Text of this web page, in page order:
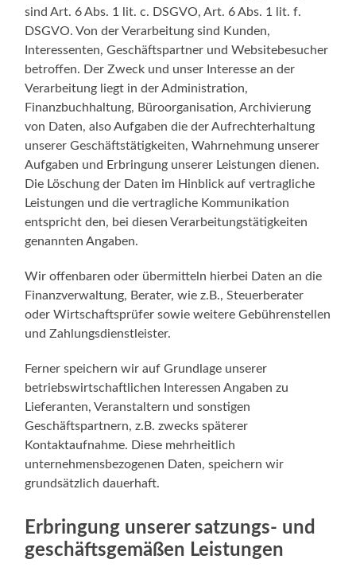
sind Art. 6 Abs. 1 lit. c. DSGVO, Art. 6 Abs. 1 lit. f.
DSGVO. Von der Verarbeitung sind Kunden,
Interessenten, Geschäftspartner und Websitebesucher
betroffen. Der Zweck und unser Interesse an der
Verarbeitung liegt in der Administration,
Finanzbuchhaltung, Büroorganisation, Archivierung
von Daten, also Aufgaben die der Aufrechterhaltung
unserer Geschäftstätigkeiten, Wahrnehmung unserer
Aufgaben und Erbringung unserer Leistungen dienen.
Die Löschung der Daten im Hinblick auf vertragliche
Leistungen und die vertragliche Kommunikation
entspricht den, bei diesen Verarbeitungstätigkeiten
genannten Angaben.
Wir offenbaren oder übermitteln hierbei Daten an die
Finanzverwaltung, Berater, wie z.B., Steuerberater
oder Wirtschaftsprüfer sowie weitere Gebührenstellen
und Zahlungsdienstleister.
Ferner speichern wir auf Grundlage unserer
betriebswirtschaftlichen Interessen Angaben zu
Lieferanten, Veranstaltern und sonstigen
Geschäftspartnern, z.B. zwecks späterer
Kontaktaufnahme. Diese mehrheitlich
unternehmensbezogenen Daten, speichern wir
grundsätzlich dauerhaft.
Erbringung unserer satzungs- und
geschäftsgemäßen Leistungen